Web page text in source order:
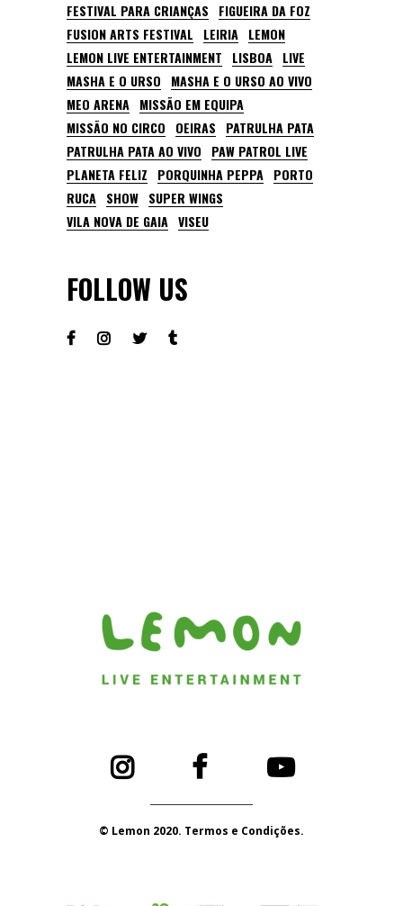
FESTIVAL PARA CRIANÇAS
FIGUEIRA DA FOZ
FUSION ARTS FESTIVAL
LEIRIA LEMON
LEMON LIVE ENTERTAINMENT
LISBOA LIVE
MASHA E O URSO
MASHA E O URSO AO VIVO
MEO ARENA MISSÃO EM EQUIPA
MISSÃO NO CIRCO
OEIRAS
PATRULHA PATA
PATRULHA PATA AO VIVO
PAW PATROL LIVE
PLANETA FELIZ
PORQUINHA PEPPA PORTO
RUCA SHOW SUPER WINGS
VILA NOVA DE GAIA VISEU
FOLLOW US
© Lemon 2020. Termos e Condições.